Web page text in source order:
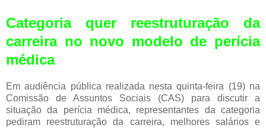
Categoria quer reestruturação da
carreira no novo modelo de perícia
médica
Em audiência pública realizada nesta quinta-feira (19) na
Comissão de Assuntos Sociais (CAS) para discutir a
situação da perícia médica, representantes da categoria
pediram reestruturação da carreira, melhores salários e